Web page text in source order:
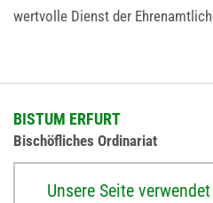
wertvolle Dienst der
BISTUM ERFURT
Bischöfliches Ordinariat
Unsere Seite